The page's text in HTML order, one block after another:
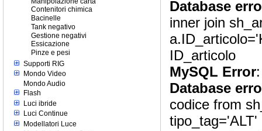
Contenitori chimica
Bacinelle
Tank negativo
Gestione negativi
Essicazione
Pinze e pesi
Supporti RIG
Mondo Video
Mondo Audio
Flash
Luci ibride
Luci Continue
Modellatori Luce
Database
inner join
ID_articolo
MySQL Error
Database
codice from